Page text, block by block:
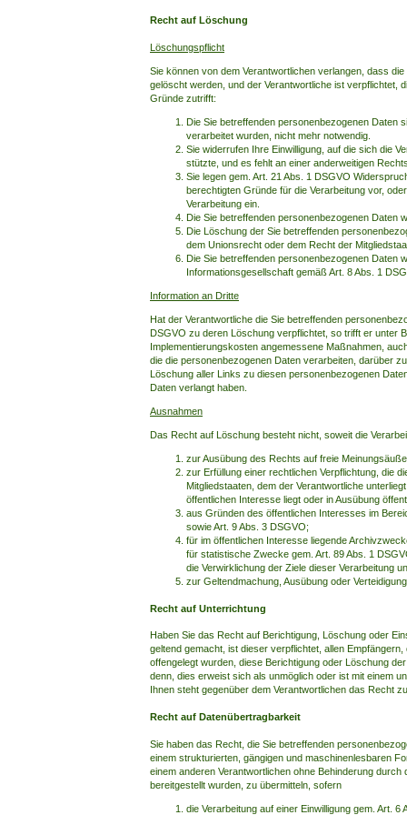
Recht auf Löschung
Löschungspflicht
Sie können von dem Verantwortlichen verlangen, dass
gelöscht werden, und der Verantwortliche ist verpflichtet,
Gründe zutrifft:
Die Sie betreffenden personenbezogenen Daten
verarbeitet wurden, nicht mehr notwendig.
Sie widerrufen Ihre Einwilligung, auf die sich die
stützte, und es fehlt an einer anderweitigen
Sie legen gem. Art. 21 Abs. 1 DSGVO
berechtigten Gründe für die Verarbeitung vor,
Verarbeitung ein.
Die Sie betreffenden personenbezogenen Daten
Die Löschung der Sie betreffenden
dem Unionsrecht oder dem Recht der
Die Sie betreffenden personenbezogenen Daten
Informationsgesellschaft gemäß Art. 8 Abs. 1
Information an Dritte
Hat der Verantwortliche die Sie betreffenden
DSGVO zu deren Löschung verpflichtet, so trifft er unter
Implementierungskosten angemessene Maßnahmen,
die die personenbezogenen Daten verarbeiten, darüber
Löschung aller Links zu diesen personenbezogenen
Daten verlangt haben.
Ausnahmen
Das Recht auf Löschung besteht nicht, soweit die
zur Ausübung des Rechts auf freie
zur Erfüllung einer rechtlichen Verpflichtung, die
Mitgliedstaaten, dem der Verantwortliche
öffentlichen Interesse liegt oder in Ausübung
aus Gründen des öffentlichen Interesses im
sowie Art. 9 Abs. 3 DSGVO;
für im öffentlichen Interesse liegende
für statistische Zwecke gem. Art. 89 Abs. 1
die Verwirklichung der Ziele dieser Verarbeitung
zur Geltendmachung, Ausübung oder
Recht auf Unterrichtung
Haben Sie das Recht auf Berichtigung, Löschung oder
geltend gemacht, ist dieser verpflichtet, allen
offengelegt wurden, diese Berichtigung oder Löschung
denn, dies erweist sich als unmöglich oder ist mit einem
Ihnen steht gegenüber dem Verantwortlichen das Recht
Recht auf Datenübertragbarkeit
Sie haben das Recht, die Sie betreffenden
einem strukturierten, gängigen und maschinenlesbaren
einem anderen Verantwortlichen ohne Behinderung
bereitgestellt wurden, zu übermitteln, sofern
die Verarbeitung auf einer Einwilligung gem. Art.